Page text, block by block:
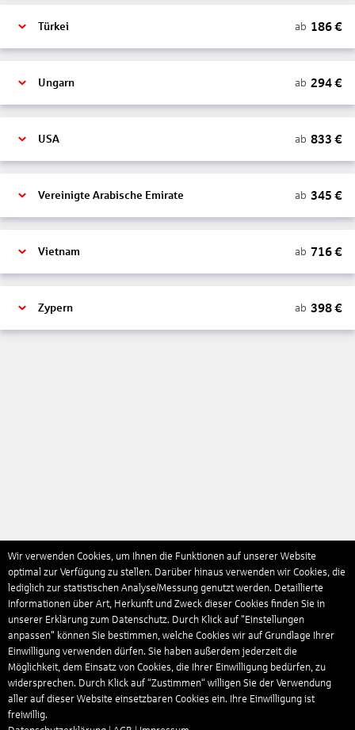
Türkei ab 186€
Ungarn ab 294€
USA ab 833 €
Vereinigte Arabische Emirate ab 345 €
Vietnam ab 716€
Zypern ab 398€
Wir verwenden Cookies, um Ihnen die Funktionen auf unserer Website
optimal zur Verfügung zu stellen. Darüber hinaus verwenden wir Cookies, die
lediglich zur statistischen Analyse/Messung genutzt werden. Detaillierte
Informationen über Art, Herkunft und Zweck dieser Cookies finden Sie in
unserer Erklärung zum Datenschutz. Durch Klick auf "Einstellungen
anpassen" können Sie bestimmen, welche Cookies wir auf Grundlage Ihrer
Einwilligung verwenden dürfen. Sie haben außerdem jederzeit die
Möglichkeit, dem Einsatz von Cookies, die Ihrer Einwilligung bedürfen, zu
widersprechen. Durch Klick auf “Zustimmen“ willigen Sie der Verwendung
aller auf dieser Website einsetzbaren Cookies ein. Ihre Einwilligung ist
freiwillig.